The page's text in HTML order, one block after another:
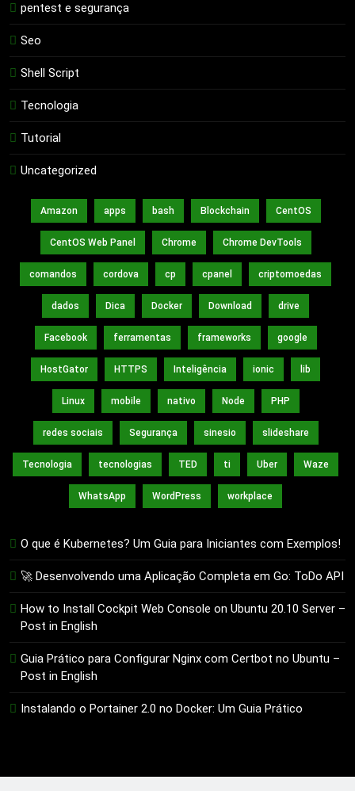
pentest e segurança
Seo
Shell Script
Tecnologia
Tutorial
Uncategorized
Amazon apps bash Blockchain CentOS
CentOS Web Panel Chrome Chrome DevTools
comandos cordova cp cpanel criptomoedas
dados Dica Docker Download drive
Facebook ferramentas frameworks google
HostGator HTTPS Inteligência ionic lib
Linux mobile nativo Node PHP
redes sociais Segurança sinesio slideshare
Tecnologia tecnologias TED ti Uber Waze
WhatsApp WordPress workplace
O que é Kubernetes? Um Guia para Iniciantes com Exemplos!
🚀 Desenvolvendo uma Aplicação Completa em Go: ToDo API
How to Install Cockpit Web Console on Ubuntu 20.10 Server –
Post in English
Guia Prático para Configurar Nginx com Certbot no Ubuntu –
Post in English
Instalando o Portainer 2.0 no Docker: Um Guia Prático